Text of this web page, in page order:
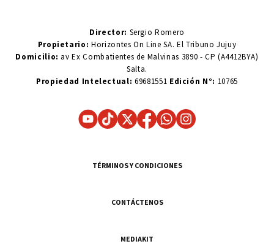
Director: Sergio Romero
Propietario:Horizontes On Line SA. El Tribuno Jujuy
Domicilio: av Ex Combatientes de Malvinas 3890 - CP (A4412BYA)
Salta.
Propiedad Intelectual: 69681551 Edición N°: 10765
TÉRMINOS Y CONDICIONES
CONTÁCTENOS
MEDIAKIT